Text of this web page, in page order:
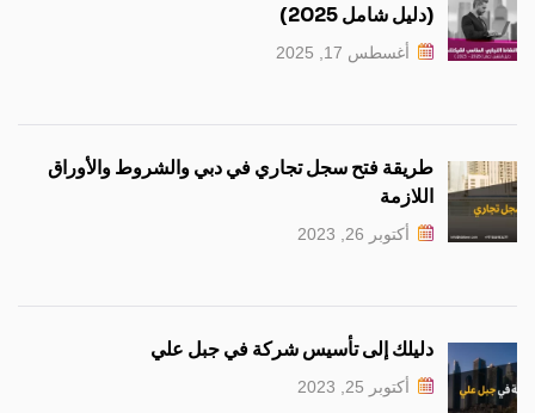
(دليل شامل 2025)
أغسطس 17, 2025
طريقة فتح سجل تجاري في دبي والشروط والأوراق
اللازمة
أكتوبر 26, 2023
دليلك إلى تأسيس شركة في جبل علي
أكتوبر 25, 2023